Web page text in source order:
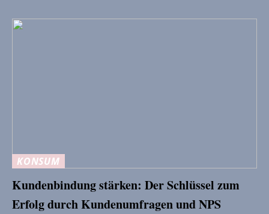
KONSUM
Kundenbindung stärken: Der Schlüssel zum
Erfolg durch Kundenumfragen und NPS